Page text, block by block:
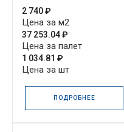
2 740 ₽
Цена за м2
37 253.04 ₽
Цена за палет
1 034.81 ₽
Цена за шт
ПОДРОБНЕЕ